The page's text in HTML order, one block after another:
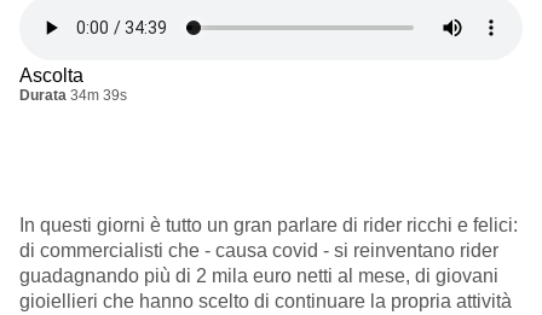
Ascolta
Durata 34m 39s
In questi giorni è tutto un gran parlare di rider ricchi e felici:
di commercialisti che - causa covid - si reinventano rider
guadagnando più di 2 mila euro netti al mese, di giovani
gioiellieri che hanno scelto di continuare la propria attività